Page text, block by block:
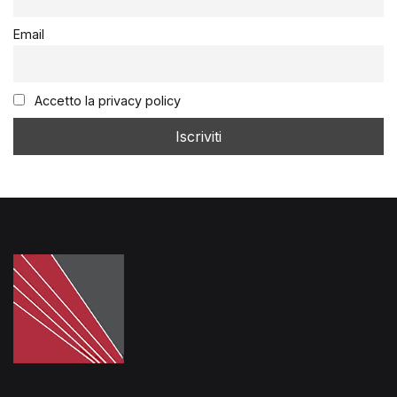
Email
Accetto la privacy policy